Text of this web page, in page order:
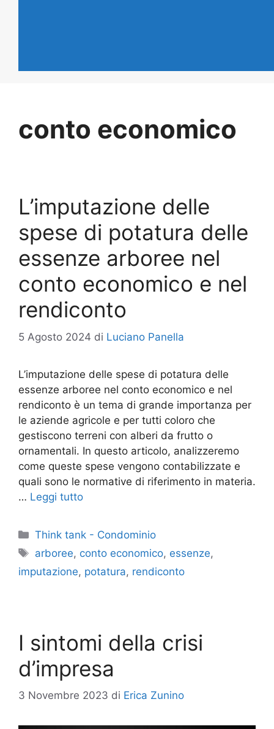
conto economico
L’imputazione delle
spese di potatura delle
essenze arboree nel
conto economico e nel
rendiconto
5 Agosto 2024 di Luciano Panella
L’imputazione delle spese di potatura delle
essenze arboree nel conto economico e nel
rendiconto è un tema di grande importanza per
le aziende agricole e per tutti coloro che
gestiscono terreni con alberi da frutto o
ornamentali. In questo articolo, analizzeremo
come queste spese vengono contabilizzate e
quali sono le normative di riferimento in materia.
… Leggi tutto
Categorie
Think tank - Condominio
Tag
arboree, conto economico, essenze,
imputazione, potatura, rendiconto
I sintomi della crisi
d’impresa
3 Novembre 2023 di Erica Zunino